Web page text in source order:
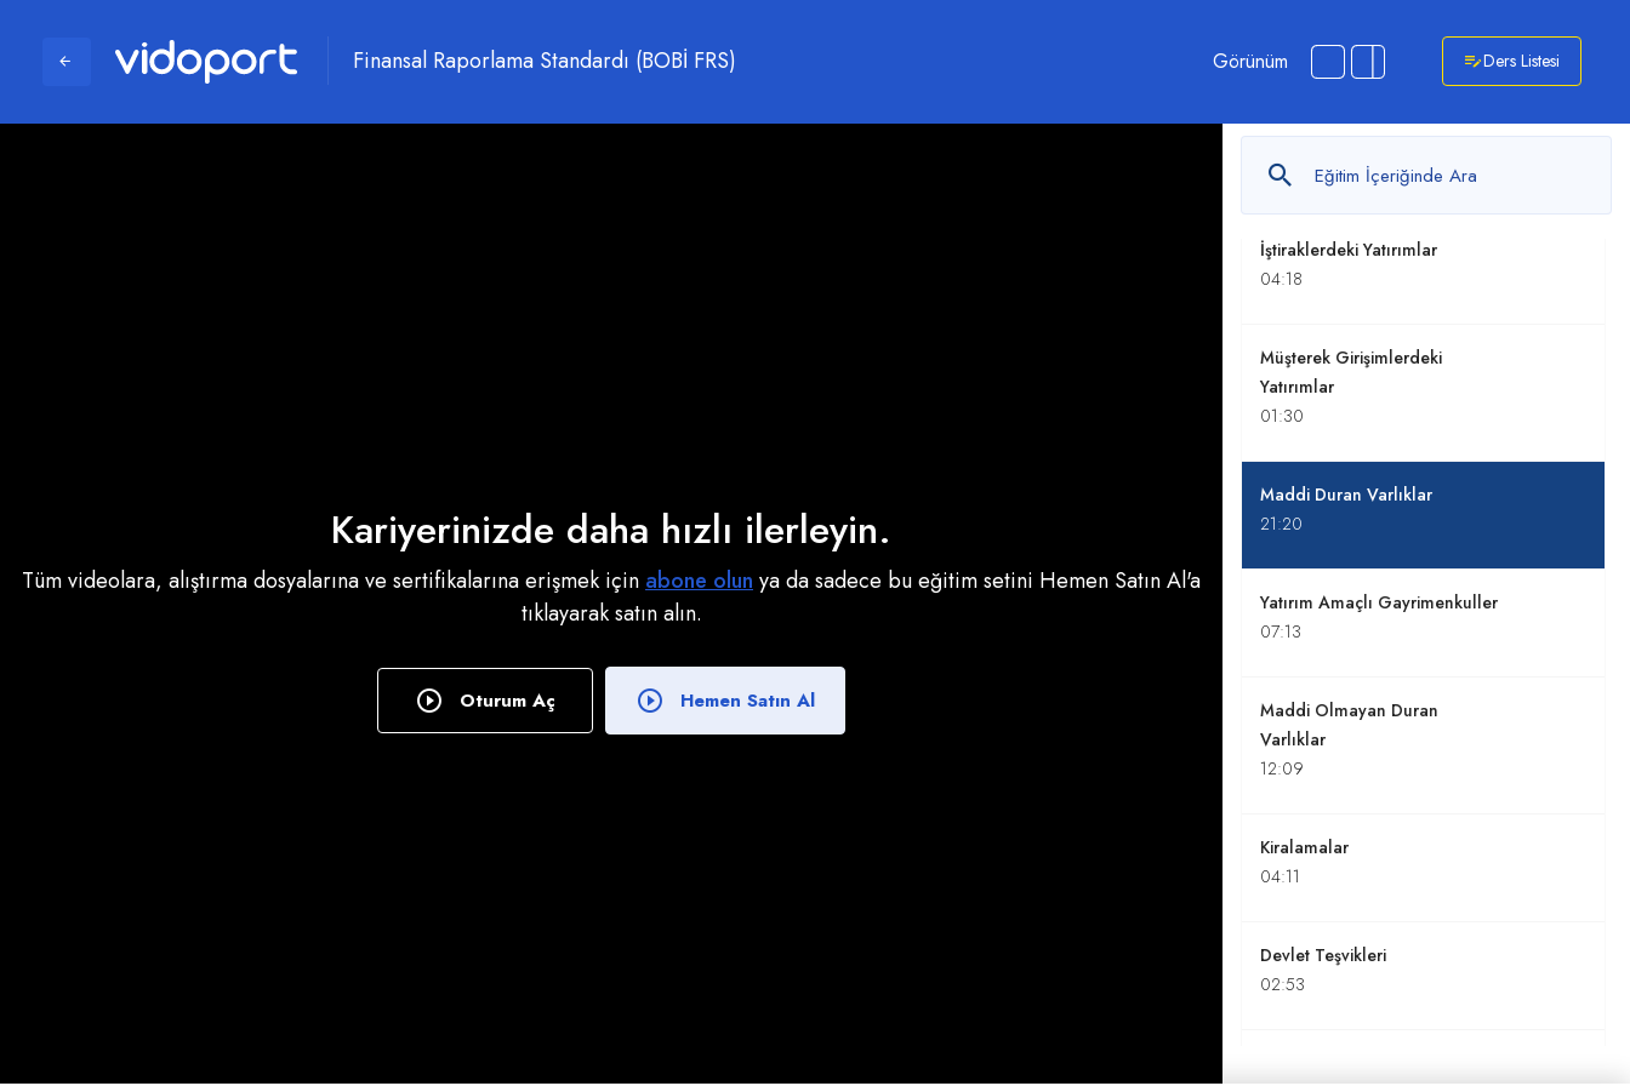
Finansal Raporlama Standardı (BOBİ FRS) Görünüm Ders Listesi
Kariyerinizde daha hızlı ilerleyin.
Tüm videolara, alıştırma dosyalarına ve sertifikalarına erişmek için abone olun ya da sadece bu eğitim setini Hemen Satın Al'a
tıklayarak satın alın.
Oturum Aç Hemen Satın Al
Aranması ve Değerlendirilmesi
03:01
İştiraklerdeki Yatırımlar
04:18
Müşterek Girişimlerdeki
Yatırımlar
01:30
Maddi Duran Varlıklar
21:20
Yatırım Amaçlı Gayrimenkuller
07:13
Maddi Olmayan Duran
Varlıklar
12:09
Kiralamalar
04:11
Devlet Teşvikleri
02:53